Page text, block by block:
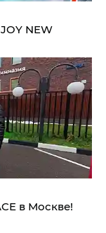
NEW
в Москве!